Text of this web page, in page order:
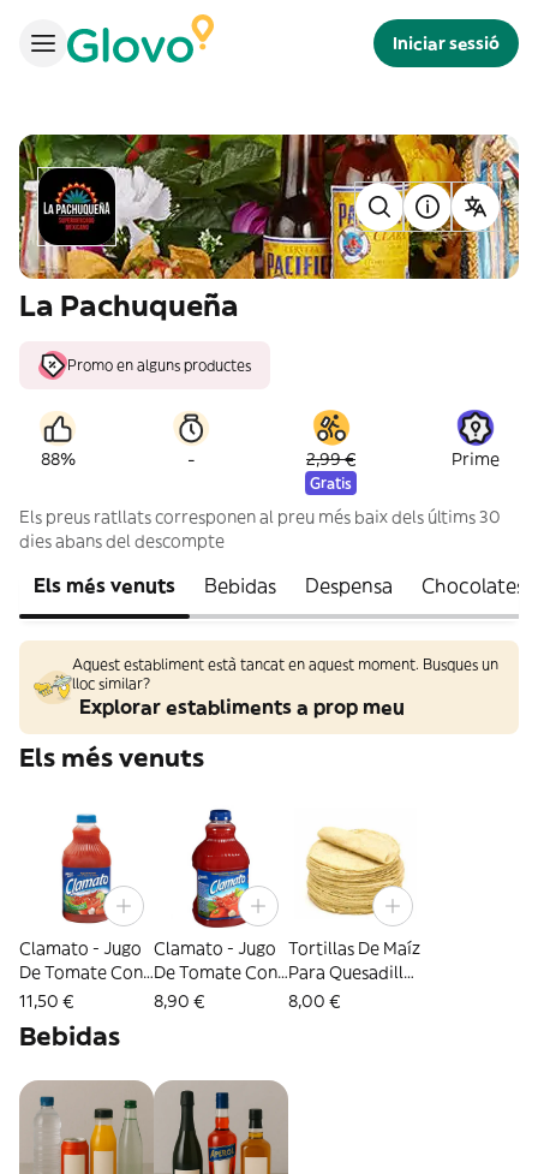
Iniciar sessió
La Pachuqueña
Promo en alguns productes
88% - 2,99 €
Gratis
Prime
Els preus ratllats corresponen al preu més baix dels últims 30
dies abans del descompte
Els més venuts Bebidas Despensa Chocolates
Aquest establiment està tancat en aquest moment. Busques un
lloc similar?
Explorar establiments a prop meu
Els més venuts
Clamato - Jugo
De Tomate Con
Almeja (1.89 Lt)
11,50 €
Clamato - Jugo
De Tomate Con
Almeja (946 Ml)
8,90 €
Tortillas De Maíz
Para Quesadillas
El Pachuco
8,00 €
Bebidas